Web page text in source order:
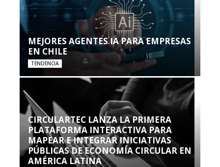
MEJORES AGENTES IA PARA EMPRESAS
EN CHILE
TENDENCIA
CIRCULARTEC LANZA LA PRIMERA
PLATAFORMA INTERACTIVA PARA
MAPEAR E INTEGRAR INICIATIVAS
PÚBLICAS DE ECONOMÍA CIRCULAR EN
AMÉRICA LATINA